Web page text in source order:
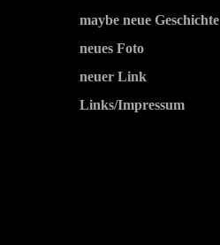
maybe neue Geschichte
neues Foto
neuer Link
Links/Impressum